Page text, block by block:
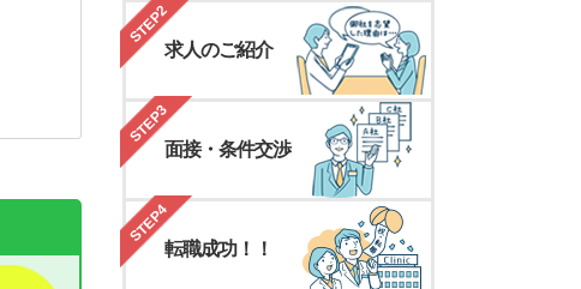
STEP2
求人のご紹介
STEP3
面接・条件交渉
STEP4
転職成功！！